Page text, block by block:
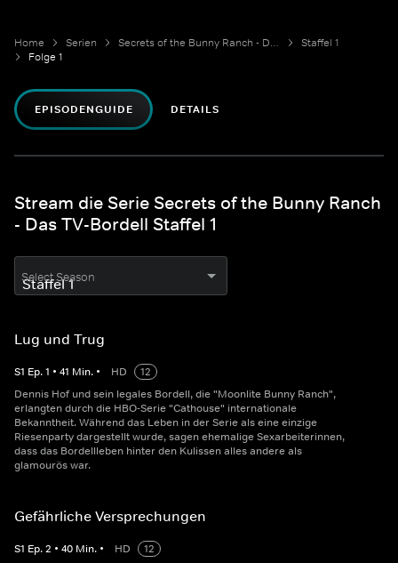
Home Serien Secrets of the Bunny Ranch - Das TV-Bordell
Staffel 1
Folge 1
EPISODENGUIDE DETAILS
Stream die Serie Secrets of the Bunny Ranch
- Das TV-Bordell Staffel 1
Select Season
Lug und Trug
S1 Ep.1 • 41 Min. • HD
12
Dennis Hof und sein legales Bordell, die "Moonlite Bunny Ranch",
erlangten durch die HBO-Serie "Cathouse" internationale
Bekanntheit. Während das Leben in der Serie als eine einzige
Riesenparty dargestellt wurde, sagen ehemalige Sexarbeiterinnen,
dass das Bordellleben hinter den Kulissen alles andere als
glamourös war.
Gefährliche Versprechungen
S1 Ep.2 • 40 Min. • HD
12